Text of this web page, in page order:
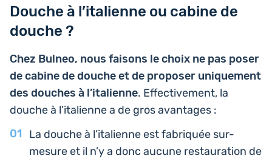
Douche à l’italienne ou cabine de
douche ?
Chez Bulneo, nous faisons le choix ne pas poser
de cabine de douche et de pro­po­ser uni­que­ment
des douches à l’i­ta­lienne. Effec­ti­ve­ment, la
douche à l’i­ta­lienne a de gros avantages :
La douche à l’i­ta­lienne est fabri­quée sur-
mesure et il n’y a donc aucune res­tau­ra­tion de